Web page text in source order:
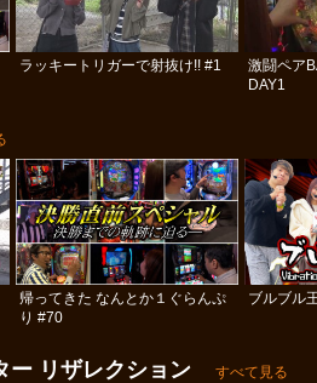
ラッキートリガーで射抜け!! #1
激闘ペア
DAY1
帰ってきた なんとか１ぐらんぷ
り #70
ブルブル
ー リザレクション すべて見る